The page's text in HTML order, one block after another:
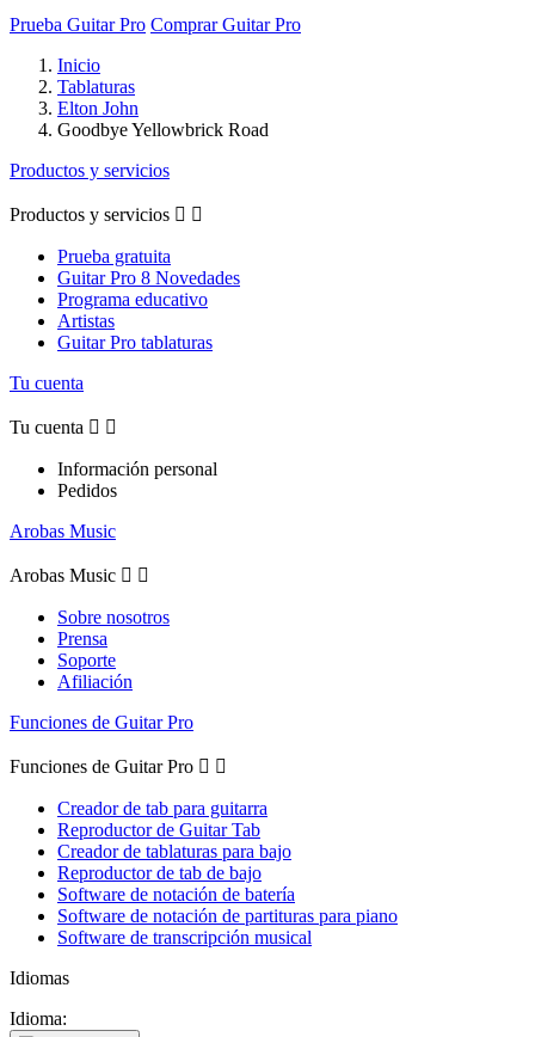
Prueba Guitar Pro Comprar Guitar Pro
Inicio
Tablaturas
Elton John
Goodbye Yellowbrick Road
Productos y servicios
Productos y servicios  
Prueba gratuita
Guitar Pro 8 Novedades
Programa educativo
Artistas
Guitar Pro tablaturas
Tu cuenta
Tu cuenta  
Información personal
Pedidos
Arobas Music
Arobas Music  
Sobre nosotros
Prensa
Soporte
Afiliación
Funciones de Guitar Pro
Funciones de Guitar Pro  
Creador de tab para guitarra
Reproductor de Guitar Tab
Creador de tablaturas para bajo
Reproductor de tab de bajo
Software de notación de batería
Software de notación de partituras para piano
Software de transcripción musical
Idiomas
Idioma: